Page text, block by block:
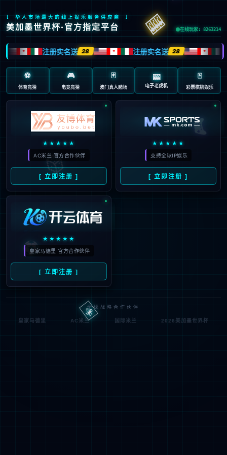
页面错误！请稍后再试～
V5.0.9 { 十年磨一剑-为API开发设计的高性能框架 }